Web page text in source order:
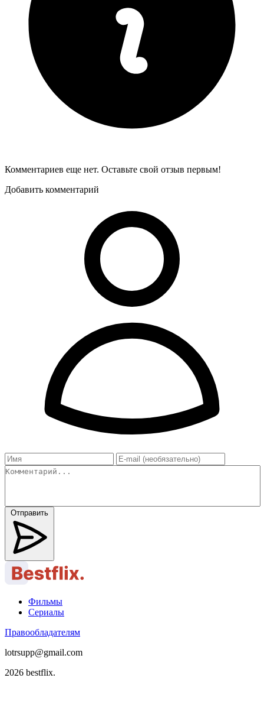
Комментариев еще нет. Оставьте свой отзыв первым!
Добавить комментарий
Отправить
Фильмы
Сериалы
Правообладателям
lotrsupp@gmail.com
2026 bestflix.